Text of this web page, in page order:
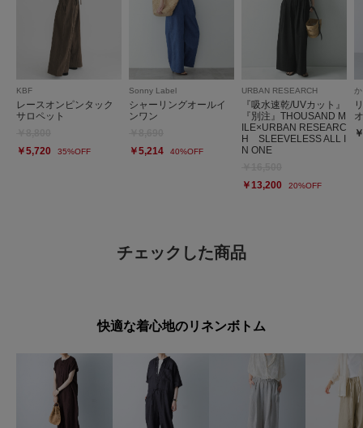
KBF
レースオンピンタック
サロペット
￥5,720
35%OFF
Sonny Label
シャーリングオールイ
ンワン
￥5,214
40%OFF
URBAN RESEARCH
『吸水速乾/UVカット』
『別注』THOUSAND M
ILE×URBAN RESEARC
H SLEEVELESS ALL I
N ONE
￥13,200
20%OFF
チェックした商品
快適な着心地のリネンボトム